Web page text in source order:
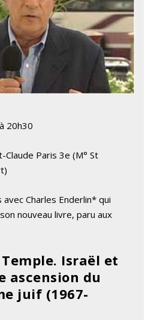
20h30
Claude Paris 3e (M° St
Charles Enderlin* qui
nouveau livre, paru aux
Israël et
ascension du
juif (1967-